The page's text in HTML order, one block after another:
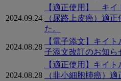
2024.09.24
【適正使用】 キイ
（尿路上皮癌）適
た。
2024.08.28
【電子添文】キイ
子添文改訂のお知ら
2024.08.28
【適正使用】キイ
（非小細胞肺癌）